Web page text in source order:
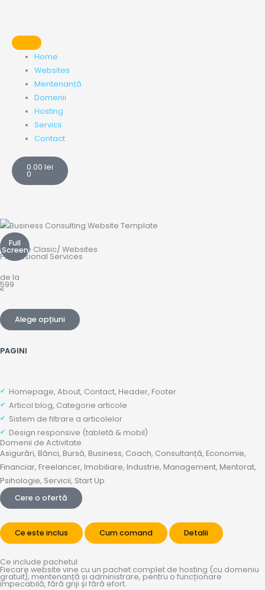
content
Home
Websites
Mentenanță
Domenii
Hosting
Servicii
Contact
0.00 lei
0
Cart
Full
Screen
Website Clasic/ Websites
Professional Services
de la
599
€
Alege opțiuni
PAGINI
Homepage, About, Contact, Header, Footer
Articol blog, Categorie articole
Sistem de filtrare a articolelor
Design responsive (tabletă & mobil)
Domenii de Activitate
Asigurări, Bănci, Bursă, Business, Coach, Consultanță, Economie,
Financiar, Freelancer, Imobiliare, Industrie, Management, Mentorat,
Psihologie, Servicii, Start Up
Cere o ofertă
Ce este inclus Cum comand Detalii
Ce include pachetul
Fiecare website vine cu un pachet complet de hosting (cu domeniu
gratuit), mentenanță și administrare, pentru o funcționare
impecabilă, fără griji și fără efort.